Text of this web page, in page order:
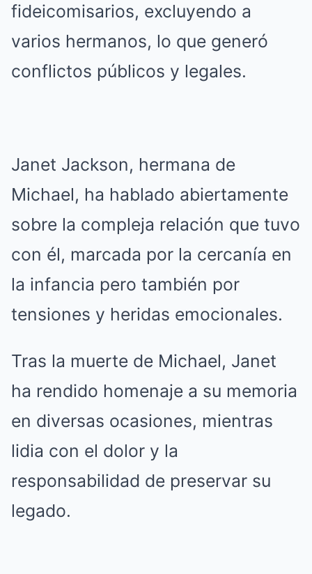
fideicomisarios, excluyendo a
varios hermanos, lo que generó
conflictos públicos y legales.
Janet Jackson, hermana de
Michael, ha hablado abiertamente
sobre la compleja relación que tuvo
con él, marcada por la cercanía en
la infancia pero también por
tensiones y heridas emocionales.
Tras la muerte de Michael, Janet
ha rendido homenaje a su memoria
en diversas ocasiones, mientras
lidia con el dolor y la
responsabilidad de preservar su
legado.